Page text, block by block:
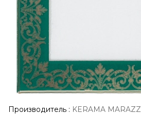
Производитель : KERAMA MARAZZI